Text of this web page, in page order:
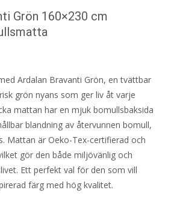
Grön 160×230 cm
Ardalan Bravanti Grön, en tvättbar
grön nyans som ger liv åt varje
mattan har en mjuk bomullsbaksida
blandning av återvunnen bomull,
Mattan är Oeko-Tex-certifierad och
gör den både miljövänlig och
Ett perfekt val för den som vill
färg med hög kvalitet.